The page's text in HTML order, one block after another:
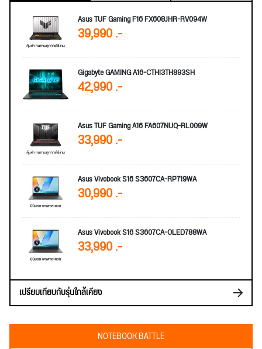
Asus TUF Gaming F16 FX608JHR-RV094W
39,990 .-
Gigabyte GAMING A16-CTHI3TH893SH
42,990 .-
Asus TUF Gaming A16 FA607NUQ-RL009W
33,990 .-
Asus Vivobook S16 S3607CA-RP719WA
30,990 .-
Asus Vivobook S16 S3607CA-OLED788WA
33,990 .-
เปรียบเทียบกับรุ่นใกล้เคียง
NOTEBOOK BATTLE